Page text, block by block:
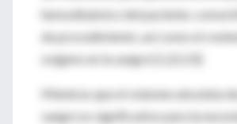
hemodinámico del paciente,
de procedimiento, así como el
oxígeno en la sangre [1,22,23].
Mientras que el volumen absoluta
sangre es significativo para la